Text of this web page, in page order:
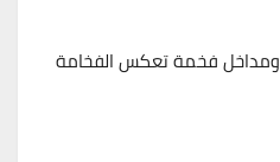
ومداخل فخمة تعكس الفخامة